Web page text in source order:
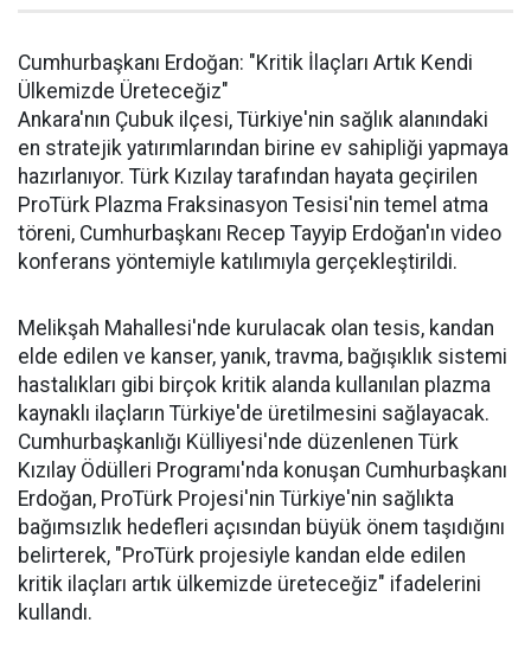
Cumhurbaşkanı Erdoğan: "Kritik İlaçları Artık Kendi
Ülkemizde Üreteceğiz"
Ankara'nın Çubuk ilçesi, Türkiye'nin sağlık alanındaki
en stratejik yatırımlarından birine ev sahipliği yapmaya
hazırlanıyor. Türk Kızılay tarafından hayata geçirilen
ProTürk Plazma Fraksinasyon Tesisi'nin temel atma
töreni, Cumhurbaşkanı Recep Tayyip Erdoğan'ın video
konferans yöntemiyle katılımıyla gerçekleştirildi.
Melikşah Mahallesi'nde kurulacak olan tesis, kandan
elde edilen ve kanser, yanık, travma, bağışıklık sistemi
hastalıkları gibi birçok kritik alanda kullanılan plazma
kaynaklı ilaçların Türkiye'de üretilmesini sağlayacak.
Cumhurbaşkanlığı Külliyesi'nde düzenlenen Türk
Kızılay Ödülleri Programı'nda konuşan Cumhurbaşkanı
Erdoğan, ProTürk Projesi'nin Türkiye'nin sağlıkta
bağımsızlık hedefleri açısından büyük önem taşıdığını
belirterek, "ProTürk projesiyle kandan elde edilen
kritik ilaçları artık ülkemizde üreteceğiz" ifadelerini
kullandı.